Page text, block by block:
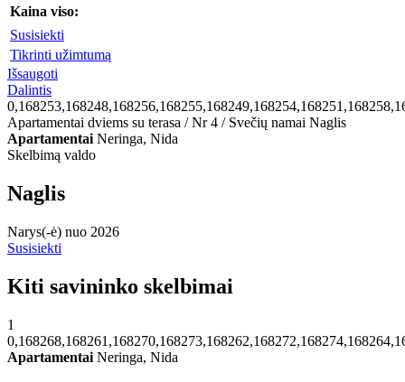
Kaina viso:
Susisiekti
Tikrinti užimtumą
Išsaugoti
Dalintis
Apartamentai dviems su terasa / Nr 4 / Svečių namai Naglis
Apartamentai Neringa, Nida
Skelbimą valdo
Naglis
Narys(-ė) nuo 2026
Susisiekti
Kiti savininko skelbimai
1
Apartamentai Neringa, Nida